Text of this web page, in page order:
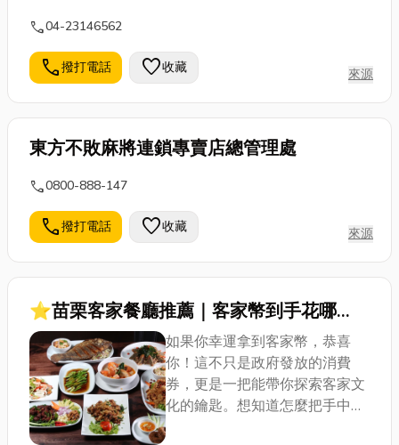
call04-23146562
call撥打電話 favorite收藏 來源
東方不敗麻將連鎖專賣店總管理處
call0800-888-147
call撥打電話 favorite收藏 來源
⭐苗栗客家餐廳推薦｜客家幣到手花哪
裡？吃遍道地客家菜，一秒變身懂吃老饕！
如果你幸運拿到客家幣，恭喜
你！這不只是政府發放的消費
券，更是一把能帶你探索客家文
化的鑰匙。想知道怎麼把手中的